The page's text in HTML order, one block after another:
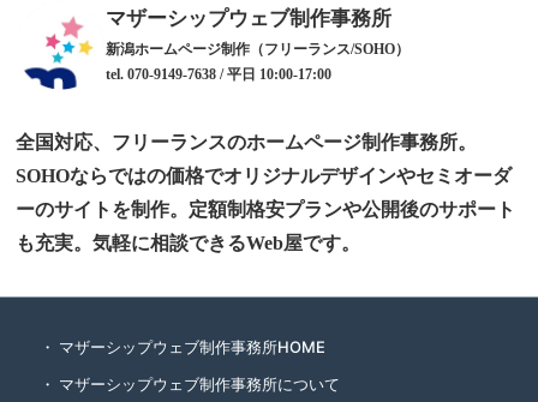
マザーシップウェブ制作事務所
新潟ホームページ制作（フリーランス/SOHO）
tel. 070-9149-7638 / 平日 10:00-17:00
全国対応、フリーランスのホームページ制作事務所。
SOHOならではの価格でオリジナルデザインやセミオーダ
ーのサイトを制作。定額制格安プランや公開後のサポート
も充実。気軽に相談できるWeb屋です。
マザーシップウェブ制作事務所HOME
マザーシップウェブ制作事務所について